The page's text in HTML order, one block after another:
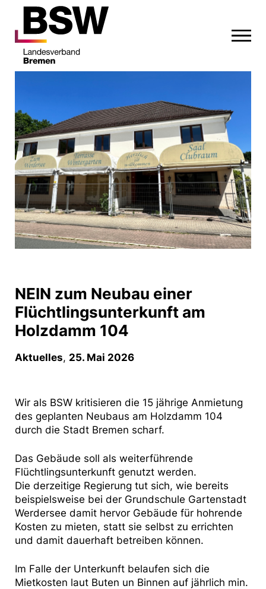
NEIN zum Neubau einer
Flüchtlingsunterkunft am
Holzdamm 104
Aktuelles, 25. Mai 2026
Wir als BSW kritisieren die 15 jährige Anmietung
des geplanten Neubaus am Holzdamm 104
durch die Stadt Bremen scharf.
Das Gebäude soll als weiterführende
Flüchtlingsunterkunft genutzt werden.
Die derzeitige Regierung tut sich, wie bereits
beispielsweise bei der Grundschule Gartenstadt
Werdersee damit hervor Gebäude für hohrende
Kosten zu mieten, statt sie selbst zu errichten
und damit dauerhaft betreiben können.
Im Falle der Unterkunft belaufen sich die
Mietkosten laut Buten un Binnen auf jährlich min.